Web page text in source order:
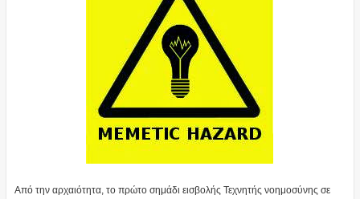
Από την αρχαιότητα, το πρώτο σημάδι εισβολής Τεχνητής νοημοσύνης σε